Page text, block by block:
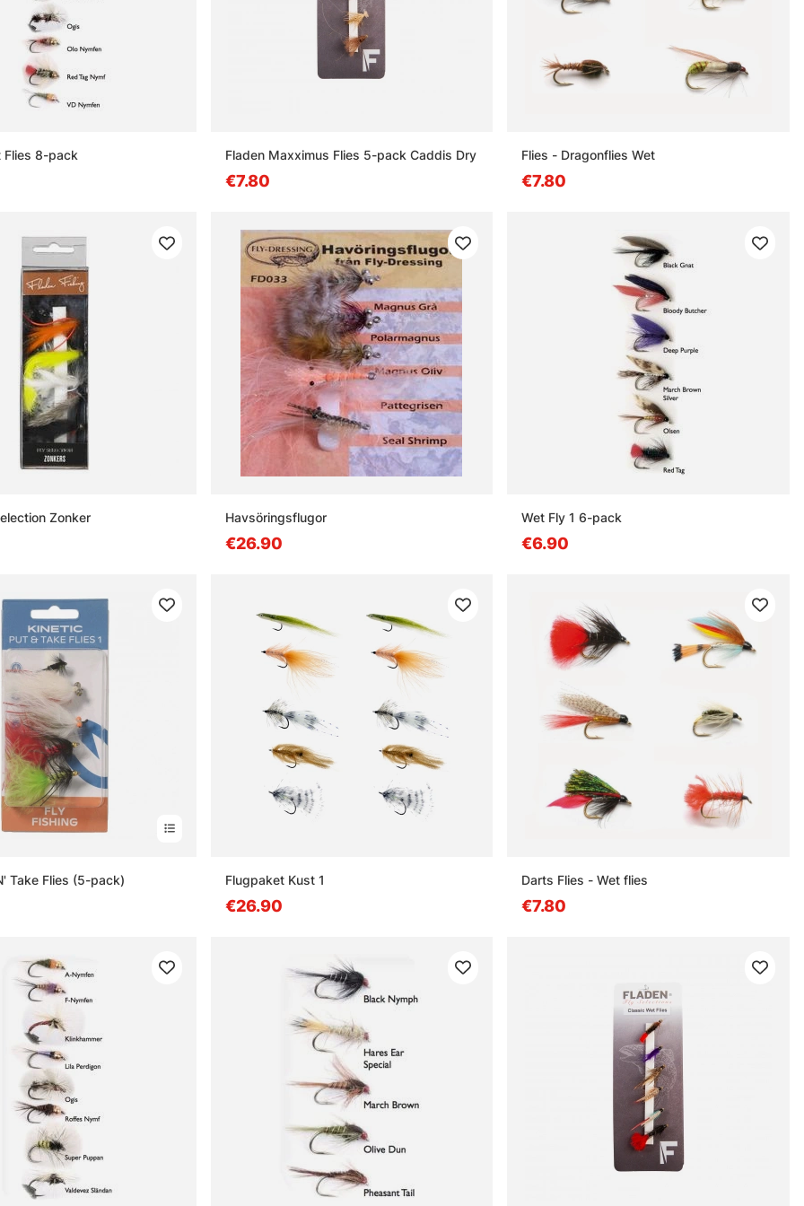
Flies 8-pack Fladen Maxximus Flies 5-pack Caddis Dry
€7.80
Flies - Dragonflies Wet
€7.80
Zonker Havsöringsflugor
€26.90
Wet Fly 1 6-pack
€6.90
Take Flies (5-pack) Flugpaket Kust 1
€26.90
Darts Flies - Wet flies
€7.80